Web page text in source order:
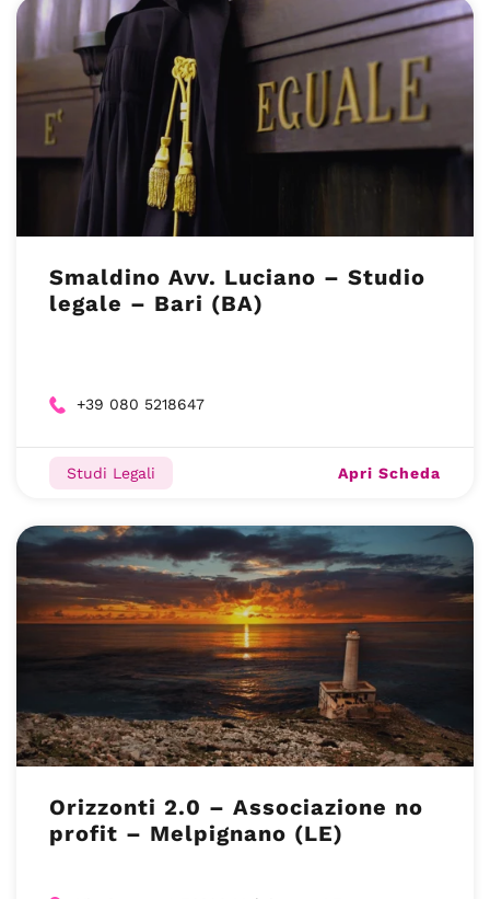
Smaldino Avv. Luciano – Studio
legale – Bari (BA)
+39 080 5218647
Studi Legali Apri Scheda
Orizzonti 2.0 – Associazione no
profit – Melpignano (LE)